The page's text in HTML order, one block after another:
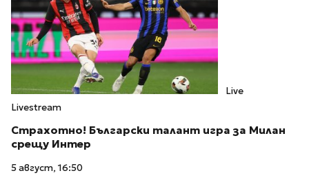
Live
Livestream
Страхотно! Български талант игра за Милан
срещу Интер
5 август, 16:50